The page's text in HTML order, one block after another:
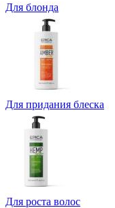
Для блонда
Для придания блеска
Для роста волос